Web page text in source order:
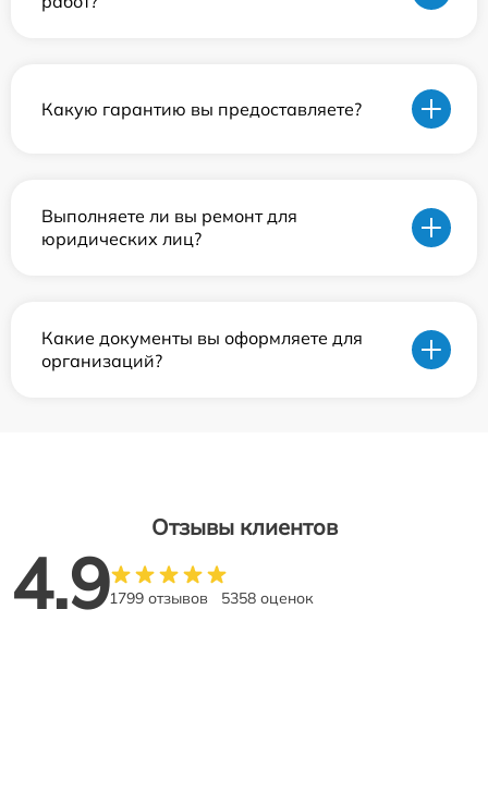
Какую гарантию вы предоставляете?
Выполняете ли вы ремонт для
юридических лиц?
Какие документы вы оформляете для
организаций?
Отзывы клиентов
4.91799 отзывов 5358 оценок